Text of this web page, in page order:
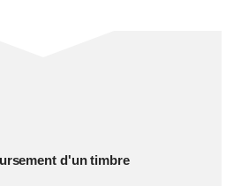
d'un timbre